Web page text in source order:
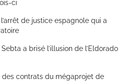
ci
de justice espagnole qui a
a brisé l’illusion de l’Eldorado
des contrats du mégaprojet de